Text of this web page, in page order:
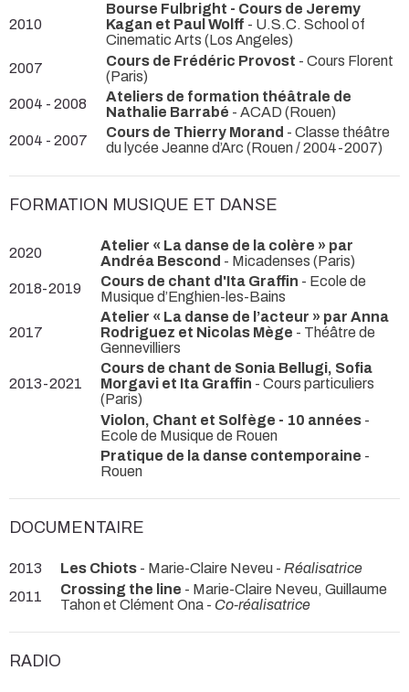
2010
Bourse Fulbright - Cours de Jeremy
Kagan et Paul Wolff - U.S.C. School of
Cinematic Arts (Los Angeles)
2007
Cours de Frédéric Provost - Cours Florent
(Paris)
2004 - 2008
Ateliers de formation théâtrale de
Nathalie Barrabé - ACAD (Rouen)
2004 - 2007
Cours de Thierry Morand - Classe théâtre
du lycée Jeanne d’Arc (Rouen / 2004-2007)
FORMATION MUSIQUE ET DANSE
2020
Atelier « La danse de la colère » par
Andréa Bescond - Micadenses (Paris)
2018-2019
Cours de chant d'Ita Graffin - Ecole de
Musique d’Enghien-les-Bains
2017
Atelier « La danse de l’acteur » par Anna
Rodriguez et Nicolas Mège - Théâtre de
Gennevilliers
2013-2021
Cours de chant de Sonia Bellugi, Sofia
Morgavi et Ita Graffin - Cours particuliers
(Paris)
Violon, Chant et Solfège - 10 années -
Ecole de Musique de Rouen
Pratique de la danse contemporaine -
Rouen
DOCUMENTAIRE
2013 Les Chiots - Marie-Claire Neveu - Réalisatrice
2011
Crossing the line - Marie-Claire Neveu, Guillaume
Tahon et Clément Ona - Co-réalisatrice
RADIO